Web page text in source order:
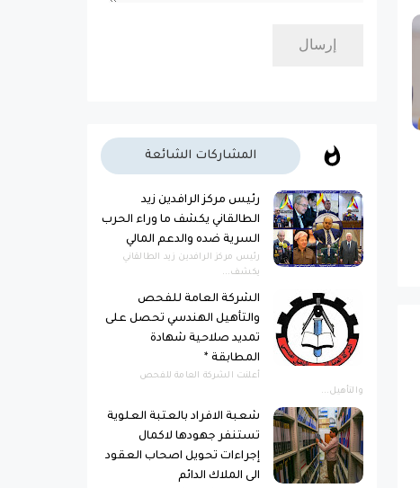
المشاركات الشائعة
رئيس مركز الرافدين زيد
الطالقاني يكشف ما وراء الحرب
السرية ضده والدعم المالي
رئيس مركز الرافدين زيد الطالقاني
يكشف...
الشركة العامة للفحص
والتأهيل الهندسي تحصل على
تمديد صلاحية شهادة
المطابقة *
أعلنت الشركة العامة للفحص
والتأهيل...
شعبة الافراد بالعتبة العلوية
تستنفر جهودها لاكمال
إجراءات تحويل اصحاب العقود
الى الملاك الدائم